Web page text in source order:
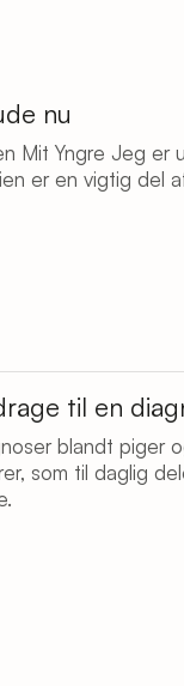
nu
Mit Yngre Jeg er
er en vigtig del
til en
blandt piger
som til daglig